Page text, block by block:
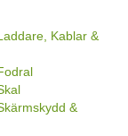
Kablar &
&